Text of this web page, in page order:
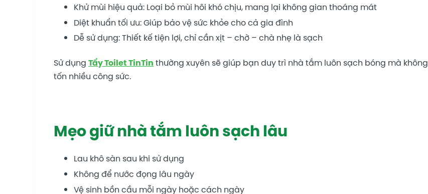
Khử mùi hiệu quả: Loại bỏ mùi hôi khó chịu, mang lại không gian thoáng mát
Diệt khuẩn tối ưu: Giúp bảo vệ sức khỏe cho cả gia đình
Dễ sử dụng: Thiết kế tiện lợi, chỉ cần xịt – chờ – chà nhẹ là sạch
Sử dụngTẩy Toilet TinTinthường xuyên sẽ giúp bạn duy trì nhà tắm luôn sạch bóng mà không
tốn nhiều công sức.
Mẹo giữ nhà tắm luôn sạch lâu
Lau khô sàn sau khi sử dụng
Không để nước đọng lâu ngày
Vệ sinh bồn cầu mỗi ngày hoặc cách ngày